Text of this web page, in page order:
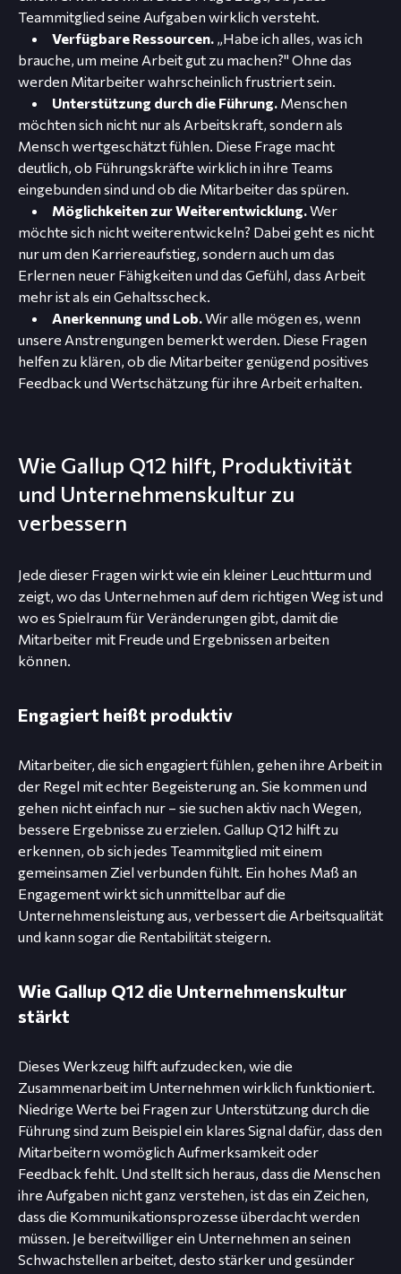
Teammitglied seine Aufgaben wirklich versteht.
Verfügbare Ressourcen. „Habe ich alles, was ich
brauche, um meine Arbeit gut zu machen?" Ohne das
werden Mitarbeiter wahrscheinlich frustriert sein.
Unterstützung durch die Führung. Menschen
möchten sich nicht nur als Arbeitskraft, sondern als
Mensch wertgeschätzt fühlen. Diese Frage macht
deutlich, ob Führungskräfte wirklich in ihre Teams
eingebunden sind und ob die Mitarbeiter das spüren.
Möglichkeiten zur Weiterentwicklung.Wer
möchte sich nicht weiterentwickeln? Dabei geht es nicht
nur um den Karriereaufstieg, sondern auch um das
Erlernen neuer Fähigkeiten und das Gefühl, dass Arbeit
mehr ist als ein Gehaltsscheck.
Anerkennung und Lob.Wir alle mögen es, wenn
unsere Anstrengungen bemerkt werden. Diese Fragen
helfen zu klären, ob die Mitarbeiter genügend positives
Feedback und Wertschätzung für ihre Arbeit erhalten.
Wie Gallup Q12 hilft, Produktivität
und Unternehmenskultur zu
verbessern
Jede dieser Fragen wirkt wie ein kleiner Leuchtturm und
zeigt, wo das Unternehmen auf dem richtigen Weg ist und
wo es Spielraum für Veränderungen gibt, damit die
Mitarbeiter mit Freude und Ergebnissen arbeiten
können.
Engagiert heißt produktiv
Mitarbeiter, die sich engagiert fühlen, gehen ihre Arbeit in
der Regel mit echter Begeisterung an. Sie kommen und
gehen nicht einfach nur – sie suchen aktiv nach Wegen,
bessere Ergebnisse zu erzielen. Gallup Q12 hilft zu
erkennen, ob sich jedes Teammitglied mit einem
gemeinsamen Ziel verbunden fühlt. Ein hohes Maß an
Engagement wirkt sich unmittelbar auf die
Unternehmensleistung aus, verbessert die Arbeitsqualität
und kann sogar die Rentabilität steigern.
Wie Gallup Q12 die Unternehmenskultur
stärkt
Dieses Werkzeug hilft aufzudecken, wie die
Zusammenarbeit im Unternehmen wirklich funktioniert.
Niedrige Werte bei Fragen zur Unterstützung durch die
Führung sind zum Beispiel ein klares Signal dafür, dass den
Mitarbeitern womöglich Aufmerksamkeit oder
Feedback fehlt. Und stellt sich heraus, dass die Menschen
ihre Aufgaben nicht ganz verstehen, ist das ein Zeichen,
dass die Kommunikationsprozesse überdacht werden
müssen. Je bereitwilliger ein Unternehmen an seinen
Schwachstellen arbeitet, desto stärker und gesünder